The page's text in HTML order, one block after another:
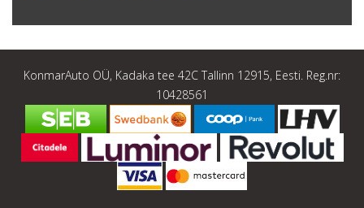
KonmarAuto OÜ, Kadaka tee 42C Tallinn 12915, Eesti. Reg.nr:
10428561